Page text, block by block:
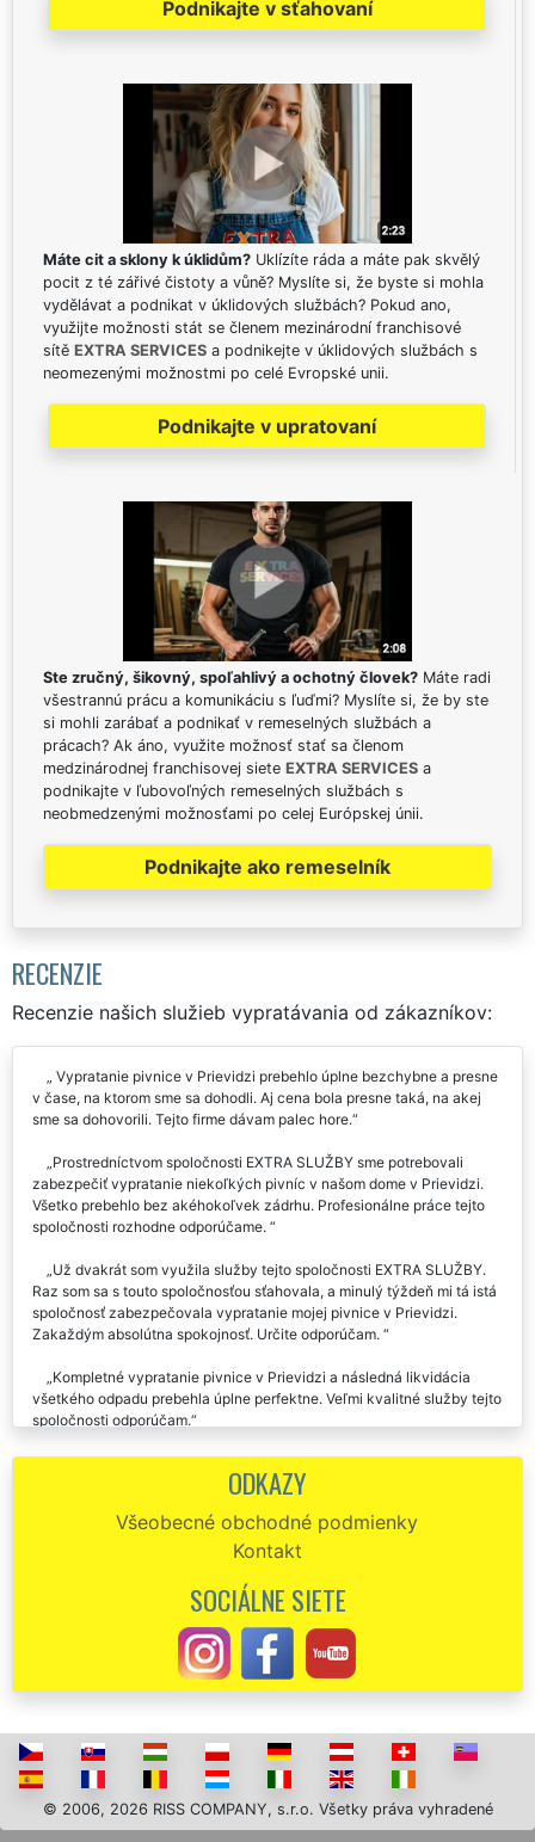
Podnikajte v sťahovaní
Máte cit a sklony k úklidům? Uklízíte ráda a máte pak skvělý
pocit z té zářivé čistoty a vůně? Myslíte si, že byste si mohla
vydělávat a podnikat v úklidových službách? Pokud ano,
využijte možnosti stát se členem mezinárodní franchisové
sítě EXTRA SERVICES a podnikejte v úklidových službách s
neomezenými možnostmi po celé Evropské unii.
Podnikajte v upratovaní
Ste zručný, šikovný, spoľahlivý a ochotný človek? Máte radi
všestrannú prácu a komunikáciu s ľuďmi? Myslíte si, že by ste
si mohli zarábať a podnikať v remeselných službách a
prácach? Ak áno, využite možnosť stať sa členom
medzinárodnej franchisovej siete EXTRA SERVICES a
podnikajte v ľubovoľných remeselných službách s
neobmedzenými možnosťami po celej Európskej únii.
Podnikajte ako remeselník
RECENZIE
Recenzie našich služieb vypratávania od zákazníkov:
Vypratanie pivnice v Prievidzi prebehlo úplne bezchybne a presne
v čase, na ktorom sme sa dohodli. Aj cena bola presne taká, na akej
sme sa dohovorili. Tejto firme dávam palec hore.
Prostredníctvom spoločnosti EXTRA SLUŽBY sme potrebovali
zabezpečiť vypratanie niekoľkých pivníc v našom dome v Prievidzi.
Všetko prebehlo bez akéhokoľvek zádrhu. Profesionálne práce tejto
spoločnosti rozhodne odporúčame.
Už dvakrát som využila služby tejto spoločnosti EXTRA SLUŽBY.
Raz som sa s touto spoločnosťou sťahovala, a minulý týždeň mi tá istá
spoločnosť zabezpečovala vypratanie mojej pivnice v Prievidzi.
Zakaždým absolútna spokojnosť. Určite odporúčam.
Kompletné vypratanie pivnice v Prievidzi a následná likvidácia
všetkého odpadu prebehla úplne perfektne. Veľmi kvalitné služby tejto
spoločnosti odporúčam.
Veľakrát ďakujem za včerajšie vypratanie pivnice.Som veľmi rád,
že som si vybral práve vašu spoločnosť, s ktorou som bol veľmi
Spoločnosť EXTRA VYPRATÁVANIE mi zaisťovala vypratanie dvoch
taký hrozný neporiadok zlikvidovať. Bol to absolútne profesionálny a
parádny výkon. Určite odporúčam.
Potrebovala som zabezpečiť vypratanie pivnice v Prievidzi po
našej babičke, a práve na túto prácu som si vybrala firmu EXTRA
ODKAZY
Všeobecné obchodné podmienky
Kontakt
SOCIÁLNE SIETE
© 2006, 2026 RISS COMPANY, s.r.o. Všetky práva vyhradené